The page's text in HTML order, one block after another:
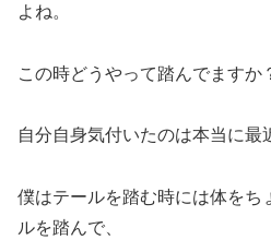
よね。
この時どうやって踏んでますか
自分自身気付いたのは本当に最
僕はテールを踏む時には体をち
ルを踏んで、